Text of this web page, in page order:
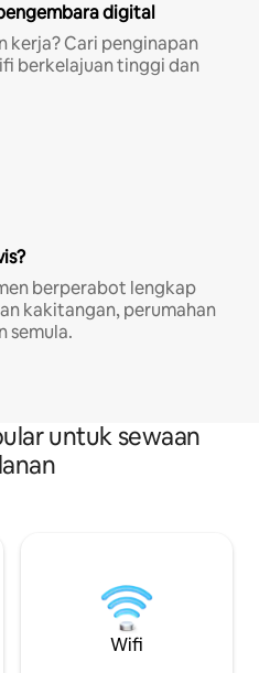
digital
kerja? Cari penginapan
berkelajuan tinggi dan
berperabot lengkap
kakitangan, perumahan
semula.
untuk sewaan
Wifi